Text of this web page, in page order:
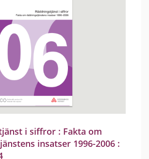
i siffror : Fakta om
insatser 1996-2006 :